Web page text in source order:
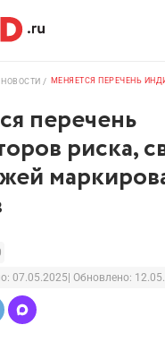
НОВОСТИ
перечень
риска,
07.05.2025 | Обновлено: